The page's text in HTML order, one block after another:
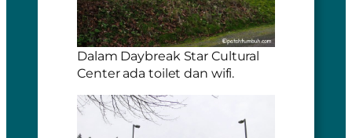
Dalam Daybreak Star Cultural
Center ada toilet dan wifi.